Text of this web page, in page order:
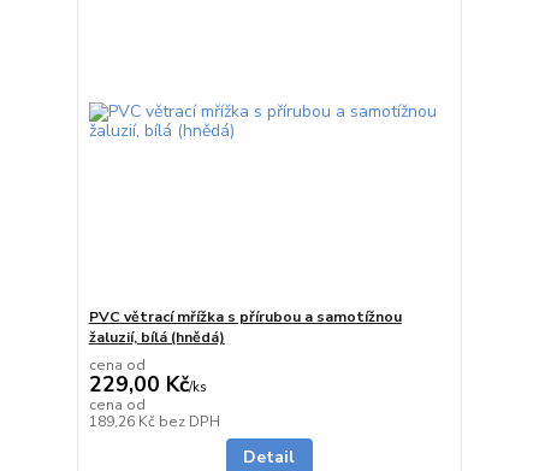
PVC větrací mřížka s přírubou a samotížnou
žaluzií, bílá (hnědá)
cena od
229,00 Kč/ks
cena od
189,26 Kč bez DPH
Detail